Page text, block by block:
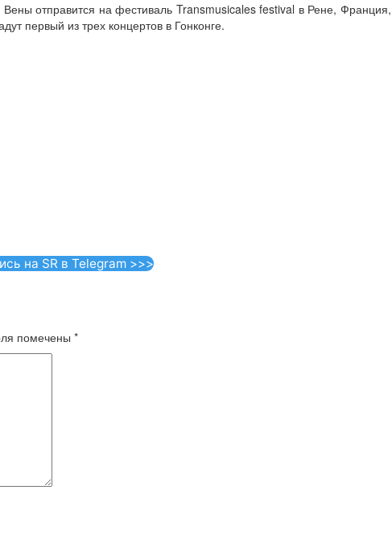
отправится на фестиваль Transmusicales festival в Рене, Франция,
первый из трех концертов в Гонконге.
на SR в Telegram >>>
помечены *